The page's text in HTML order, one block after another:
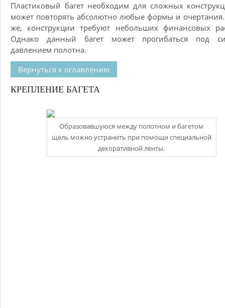
Пластиковый багет необходим для сложных
может повторять абсолютно любые формы и
же, конструкции требуют небольших финансовых
Однако данный багет может прогибаться под
давлением полотна.
Вернуться к оглавлению
КРЕПЛЕНИЕ БАГЕТА
Образовавшуюся между полотном и багетом
щель можно устранить при помощи специальной
декоративной ленты.